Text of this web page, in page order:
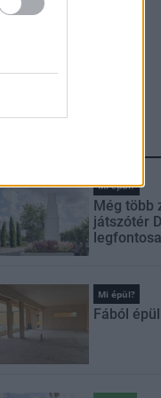
Mi épül?
Még több
játszótér
Mi épül?
Fából